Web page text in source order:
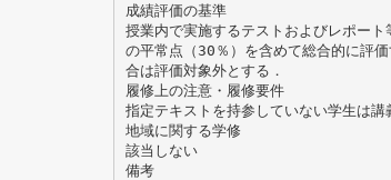
成績評価の基準
授業内で実施するテストおよびレポー
の平常点（30％）を含めて総合的に評
合は評価対象外とする．
履修上の注意・履修要件
指定テキストを持参していない学生は講
地域に関する学修
該当しない
備考